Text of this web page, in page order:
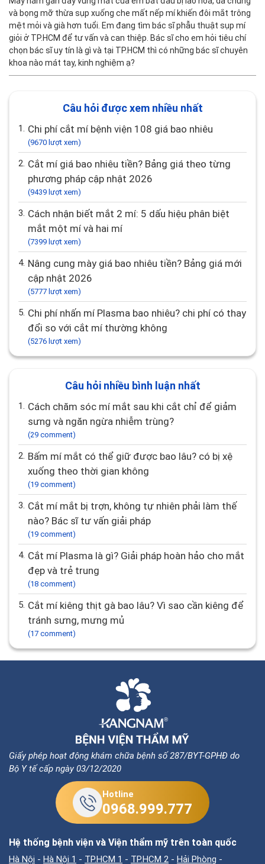
và bọng mỡ thừa sụp xuống che mất nếp mí khiến đôi mắt trông
mệt mỏi và già hơn tuổi. Em đang tìm bác sĩ phẫu thuật sụp mí
giỏi ở TP.HCM để tư vấn và can thiệp. Bác sĩ cho em hỏi tiêu chí
chọn bác sĩ uy tín là gì và tại TP.HCM thì có những bác sĩ chuyên
khoa nào mát tay, kinh nghiệm ạ?
Câu hỏi được xem nhiều nhất
1. Chi phí cắt mí bệnh viện 108 giá bao nhiêu
(9670 lượt xem)
2. Cắt mí giá bao nhiêu tiền? Bảng giá theo từng
phương pháp cập nhật 2026
(9439 lượt xem)
3. Cách nhận biết mắt 2 mí: 5 dấu hiệu phân biệt
mắt một mí và hai mí
(7399 lượt xem)
4. Nâng cung mày giá bao nhiêu tiền? Bảng giá mới
cập nhật 2026
(5777 lượt xem)
5. Chi phí nhấn mí Plasma bao nhiêu? chi phí có thay
đổi so với cắt mí thường không
(5276 lượt xem)
Câu hỏi nhiều bình luận nhất
1. Cách chăm sóc mí mắt sau khi cắt chỉ để giảm
sưng và ngăn ngừa nhiễm trùng?
(29 comment)
2. Bấm mí mắt có thể giữ được bao lâu? có bị xệ
xuống theo thời gian không
(19 comment)
3. Cắt mí mắt bị trợn, không tự nhiên phải làm thế
nào? Bác sĩ tư vấn giải pháp
(19 comment)
4. Cắt mí Plasma là gì? Giải pháp hoàn hảo cho mắt
đẹp và trẻ trung
(18 comment)
5. Cắt mí kiêng thịt gà bao lâu? Vì sao cần kiêng để
tránh sưng, mưng mủ
(17 comment)
Giấy phép hoạt động khám chữa bệnh số 287/BYT-GPHĐ do
Bộ Y tế cấp ngày 03/12/2020
Hotline
0968.999.777
Hệ thống bệnh viện và Viện thẩm mỹ trên toàn quốc
Hà Nội - Hà Nội 1 - TP.HCM 1 - TP.HCM 2 - Hải Phòng -